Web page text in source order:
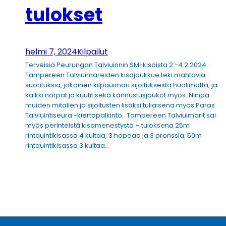
tulokset
helmi 7, 2024Kilpailut
Terveisiä Peurungan Talviuinnin SM-kisoista 2.-4.2.2024.
Tampereen Talviuimareiden kisajoukkue teki mahtavia
suorituksia, jokainen kilpauimari sijoituksesta huolimatta, ja
kaikki norpat ja kuutit sekä kannustusjoukot myös. Niinpä
muiden mitalien ja sijoitusten lisäksi tuliaisena myös Paras
Talviuintiseura -kiertopalkinto. Tampereen Talviuimarit sai
myös perinteistä kisamenestystä – tuloksena 25m
rintauintikisassa 4 kultaa, 3 hopeaa ja 3 pronssia; 50m
rintauintikisassa 3 kultaa…